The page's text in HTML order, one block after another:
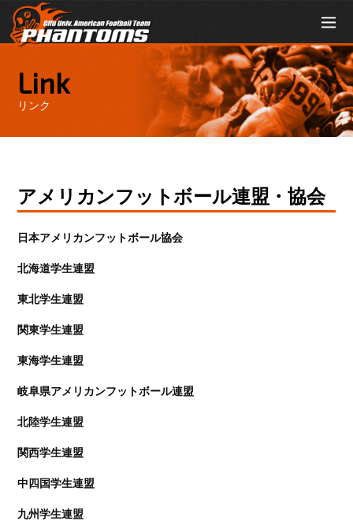
Link
リンク
アメリカンフットボール連盟・協会
日本アメリカンフットボール協会
北海道学生連盟
東北学生連盟
関東学生連盟
東海学生連盟
岐阜県アメリカンフットボール連盟
北陸学生連盟
関西学生連盟
中四国学生連盟
九州学生連盟